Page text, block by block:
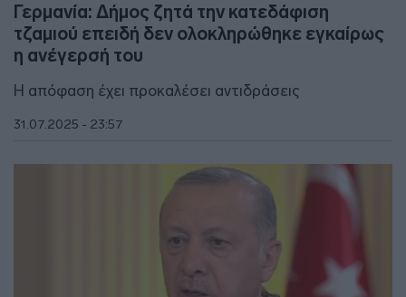
Γερμανία: Δήμος ζητά την κατεδάφιση
τζαμιού επειδή δεν ολοκληρώθηκε εγκαίρως
η ανέγερσή του
Η απόφαση έχει προκαλέσει αντιδράσεις
31.07.2025 - 23:57